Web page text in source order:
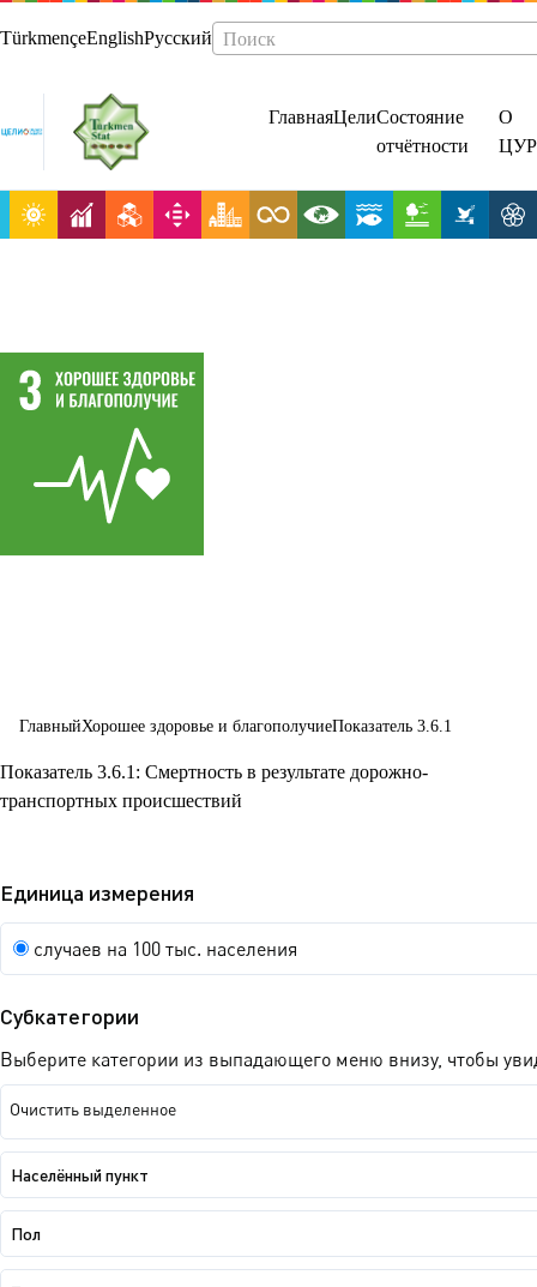
TürkmençeEnglishРусский Поиск
ГлавнаяЦелиСостояние
отчётности
О
ЦУР
ГлавныйХорошее здоровье и благополучиеПоказатель 3.6.1
Показатель 3.6.1: Смертность в результате дорожно-
транспортных происшествий